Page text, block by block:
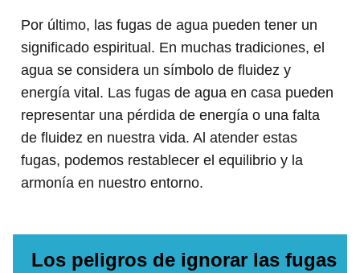
Por último, las fugas de agua pueden tener un
significado espiritual. En muchas tradiciones, el
agua se considera un símbolo de fluidez y
energía vital. Las fugas de agua en casa pueden
representar una pérdida de energía o una falta
de fluidez en nuestra vida. Al atender estas
fugas, podemos restablecer el equilibrio y la
armonía en nuestro entorno.
Los peligros de ignorar las fugas